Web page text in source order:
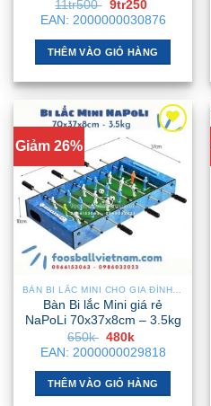
11tr500 Giá
gốc
là:
11tr500 .
9tr250
hiện
tại
là:
9tr250 .
EAN: 2000000030876
THÊM VÀO GIỎ HÀNG
Giảm 26%
Bàn Bi lắc Mini giá rẻ
NaPoLi 70x37x8cm – 3.5kg
650k Giá
gốc
là:
650k .
480k
hiện
tại
là:
480k .
EAN: 2000000029818
THÊM VÀO GIỎ HÀNG